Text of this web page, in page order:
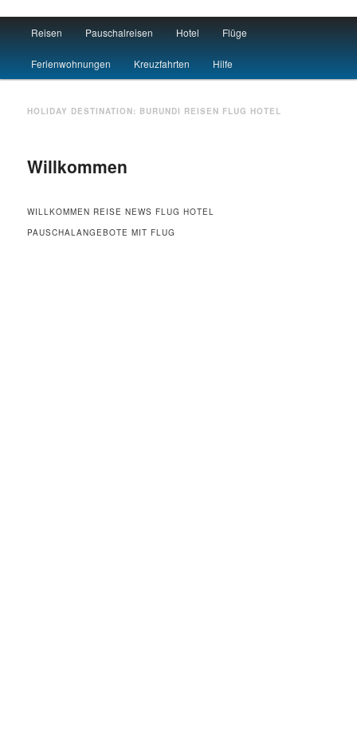
Travel : De
Skip to primary content
Skip to secondary content
Reisen Pauschalreisen Hotel Flüge
Ferienwohnungen Kreuzfahrten Hilfe
HOLIDAY DESTINATION: BURUNDI REISEN FLUG HOTEL
Willkommen
WILLKOMMEN REISE NEWS FLUG HOTEL
PAUSCHALANGEBOTE MIT FLUG